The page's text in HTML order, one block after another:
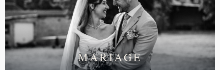
MARIAGE